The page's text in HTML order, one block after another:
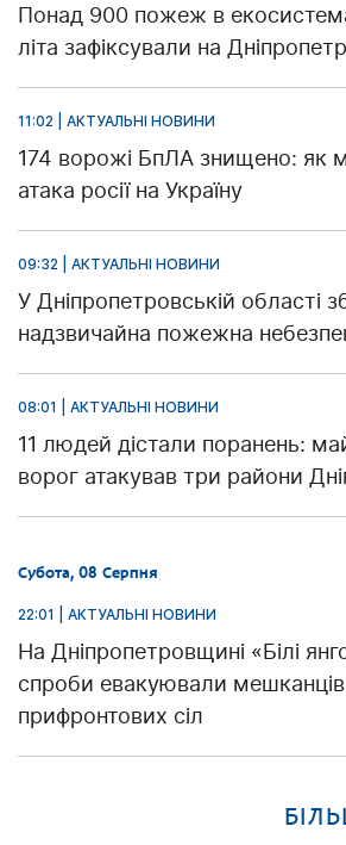
Понад 900 пожеж в
літа зафіксували на
11:02 | АКТУАЛЬНІ НОВИНИ
174 ворожі БпЛА знищено: як
атака росії на Україну
09:32 | АКТУАЛЬНІ НОВИНИ
У Дніпропетровській області
надзвичайна пожежна
08:01 | АКТУАЛЬНІ НОВИНИ
11 людей дістали поранень:
ворог атакував три райони
Субота, 08 Серпня
22:01 | АКТУАЛЬНІ НОВИНИ
На Дніпропетровщині «Білі
спроби евакуювали
прифронтових сіл